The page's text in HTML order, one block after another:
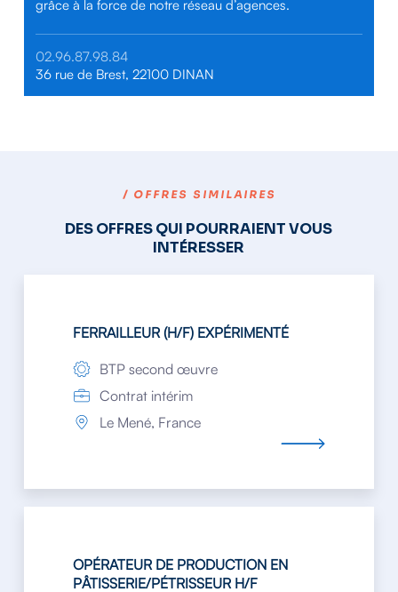
grâce à la force de notre réseau d’agences.
02.96.87.98.84
36 rue de Brest, 22100 DINAN
/ OFFRES SIMILAIRES
DES OFFRES QUI POURRAIENT VOUS
INTÉRESSER
FERRAILLEUR (H/F) EXPÉRIMENTÉ
BTP second œuvre
Contrat intérim
Le Mené, France
OPÉRATEUR DE PRODUCTION EN
PÂTISSERIE/PÉTRISSEUR H/F